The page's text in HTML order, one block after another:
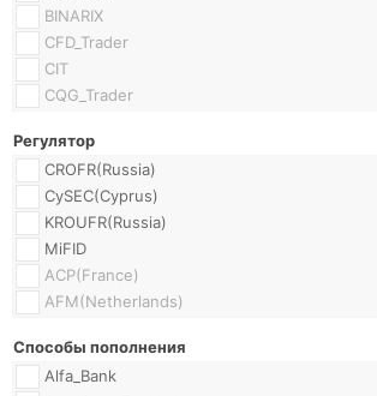
BINARIX
CFD_Trader
CIT
CQG_Trader
Currenex_Viking
Currensee
Direct
FIX_API
FOREXTrader_Pro
FXChampion
FXInsidePro
Falcon_ToolKit
FrontStocks_PRO
Регулятор
CROFR(Russia)
CySEC(Cyprus)
KROUFR(Russia)
MiFID
ACP(France)
AFM(Netherlands)
ASIC(Australia)
BaFIN(Germany)
Способы пополнения
Alfa_Bank